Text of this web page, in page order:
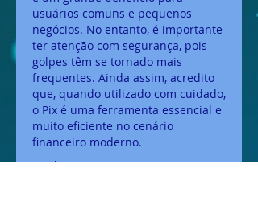
usuários comuns e pequenos
negócios. No entanto, é importante
ter atenção com segurança, pois
golpes têm se tornado mais
frequentes. Ainda assim, acredito
que, quando utilizado com cuidado,
o Pix é uma ferramenta essencial e
muito eficiente no cenário
financeiro moderno.
Bearbeitet